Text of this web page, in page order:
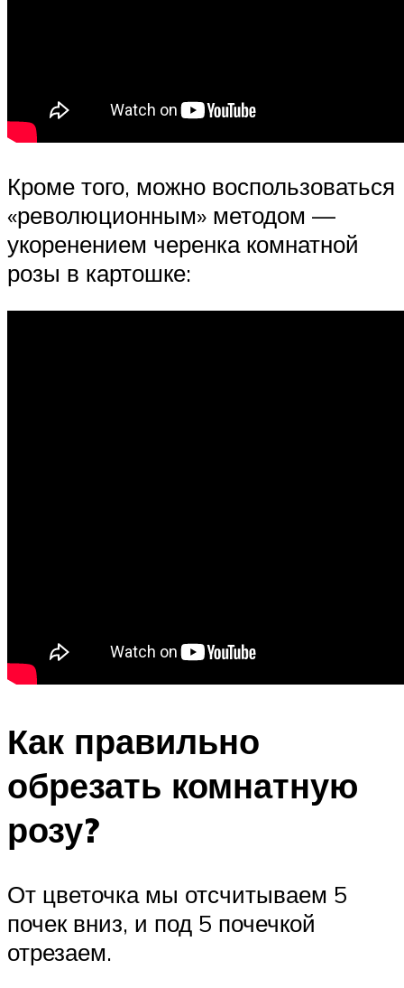
Кроме того, можно воспользоваться
«революционным» методом —
укоренением черенка комнатной
розы в картошке:
Как правильно
обрезать комнатную
розу?
От цветочка мы отсчитываем 5
почек вниз, и под 5 почечкой
отрезаем.